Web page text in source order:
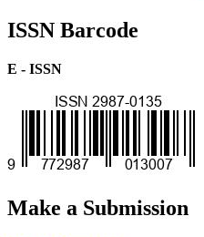
ISSN Barcode
E - ISSN
Make a Submission